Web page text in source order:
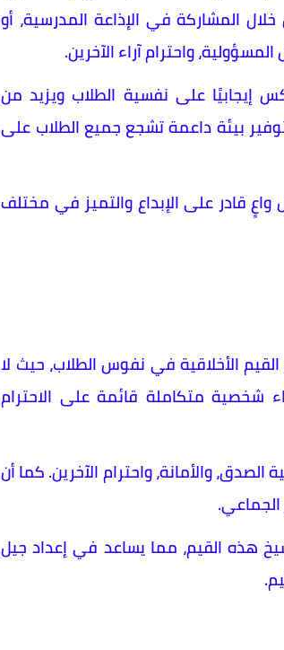
المشاركة في الإذاعة المدرسية، أو
واحترام آراء الآخرين.
إيجابيًا على نفسية الطلاب ويزيد من
بيئة داعمة تشجع جميع الطلاب على
قادر على الإبداع والتميز في مختلف
الأخلاقية في نفوس الطلاب، حيث لا
شخصية متكاملة قائمة على الاحترام
والأمانة، واحترام الآخرين. كما أن
هذه القيم، مما يساعد في إعداد جيل